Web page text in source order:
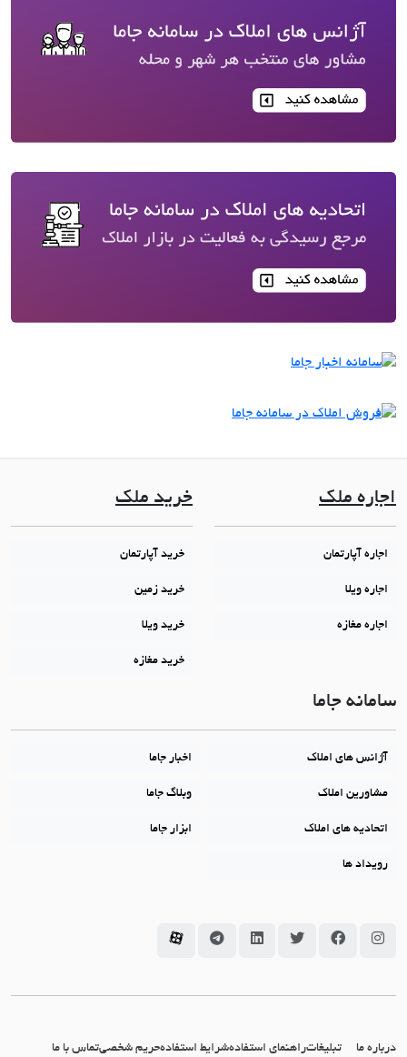
ملک
آپارتمان
ویلا
مغازه
خرید ملک
خرید آپارتمان
خرید زمین
خرید ویلا
خرید مغازه
جاما
های املاک اخبار جاما
املاک وبلاگ جاما
های املاک ابزار جاما
ها
سامانه جاما در اینستاگرام
سامانه جاما در فیسبوک
سامانه جاما در توئیتر
سامانه جاما در لینکداین
سامانه جاما در تلگرام
سامانه جاما در آپارات
ما تبلیغاتراهنمای استفادهشرایط استفادهحریم شخصی تماس با ما